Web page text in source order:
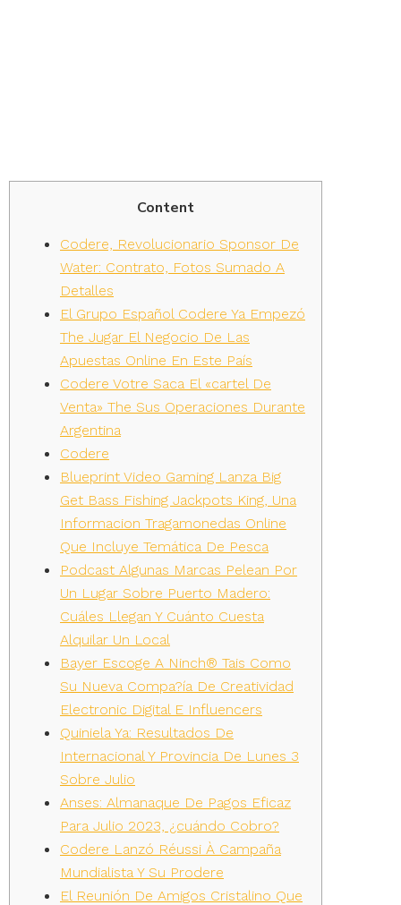
Content
Codere, Revolucionario Sponsor De
Water: Contrato, Fotos Sumado A
Detalles
El Grupo Español Codere Ya Empezó
The Jugar El Negocio De Las
Apuestas Online En Este País
Codere Votre Saca El «cartel De
Venta» The Sus Operaciones Durante
Argentina
Codere
Blueprint Video Gaming Lanza Big
Get Bass Fishing Jackpots King, Una
Informacion Tragamonedas Online
Que Incluye Temática De Pesca
Podcast Algunas Marcas Pelean Por
Un Lugar Sobre Puerto Madero:
Cuáles Llegan Y Cuánto Cuesta
Alquilar Un Local
Bayer Escoge A Ninch® Tais Como
Su Nueva Compa?ía De Creatividad
Electronic Digital E Influencers
Quiniela Ya: Resultados De
Internacional Y Provincia De Lunes 3
Sobre Julio
Anses: Almanaque De Pagos Eficaz
Para Julio 2023, ¿cuándo Cobro?
Codere Lanzó Réussi À Campaña
Mundialista Y Su Prodere
El Reunión De Amigos Cristalino Que